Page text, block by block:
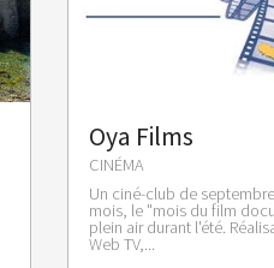
Oya Films
CINÉMA
Un ciné-club de
mois, le "mois du film
plein air durant l'été.
Web TV,...